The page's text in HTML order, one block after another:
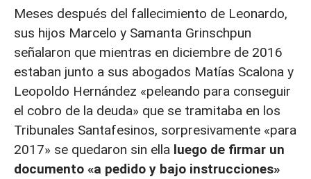
Meses después del fallecimiento de Leonardo,
sus hijos Marcelo y Samanta Grinschpun
señalaron que mientras en diciembre de 2016
estaban junto a sus abogados Matías Scalona y
Leopoldo Hernández «peleando para conseguir
el cobro de la deuda» que se tramitaba en los
Tribunales Santafesinos, sorpresivamente «para
2017» se quedaron sin ella luego de firmar un
documento «a pedido y bajo instrucciones»